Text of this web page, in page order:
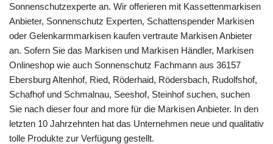
Sonnenschutzexperte an. Wir offerieren mit Kassettenmarkisen
Anbieter, Sonnenschutz Experten, Schattenspender Markisen
oder Gelenkarmmarkisen kaufen vertraute Markisen Anbieter
an. Sofern Sie das Markisen und Markisen Händler, Markisen
Onlineshop wie auch Sonnenschutz Fachmann aus 36157
Ebersburg Altenhof, Ried, Röderhaid, Rödersbach, Rudolfshof,
Schafhof und Schmalnau, Seeshof, Steinhof suchen, suchen
Sie nach dieser four and more für die Markisen Anbieter. In den
letzten 10 Jahrzehnten hat das Unternehmen neue und qualitativ
tolle Produkte zur Verfügung gestellt.